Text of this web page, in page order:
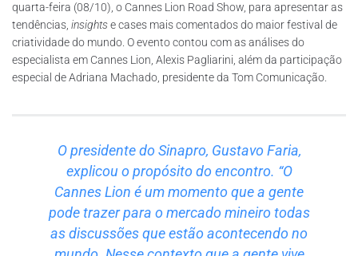
quarta-feira (08/10), o Cannes Lion Road Show, para apresentar as
tendências, insightse cases mais comentados do maior festival de
criatividade do mundo. O evento contou com as análises do
especialista em Cannes Lion, Alexis Pagliarini, além da participação
especial de Adriana Machado, presidente da Tom Comunicação.
O presidente do Sinapro, Gustavo Faria,
explicou o propósito do encontro. “O
Cannes Lion é um momento que a gente
pode trazer para o mercado mineiro todas
as discussões que estão acontecendo no